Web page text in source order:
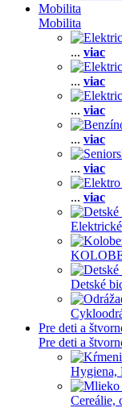
Mobilita
Mobilita
... viac
... viac
... viac
... viac
... viac
... viac
Detské
Pre deti a
Pre deti a
Hygiena,
Cereálie,